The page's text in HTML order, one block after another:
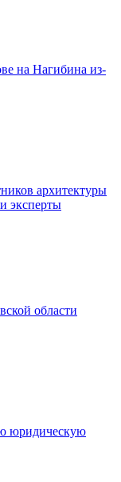
на Нагибина из-
архитектуры
эксперты
области
юридическую